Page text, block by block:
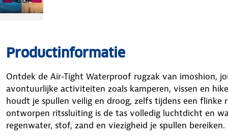
Productinformatie
Ontdek de Air-Tight Waterproof rugzak van imoshion,
avontuurlijke activiteiten zoals kamperen, vissen en
houdt je spullen veilig en droog, zelfs tijdens een flinke
ontworpen ritssluiting is de tas volledig luchtdicht en
regenwater, stof, zand en viezigheid je spullen bereiken.